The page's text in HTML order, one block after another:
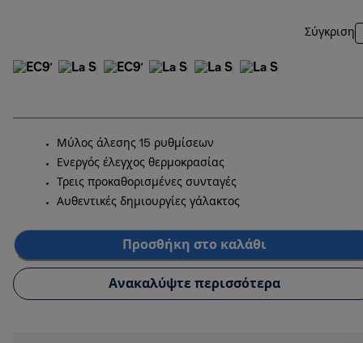
Σύγκριση
Μύλος άλεσης 15 ρυθμίσεων
Ενεργός έλεγχος θερμοκρασίας
Τρεις προκαθορισμένες συνταγές
Αυθεντικές δημιουργίες γάλακτος
Προσθήκη στο καλάθι
Ανακαλύψτε περισσότερα